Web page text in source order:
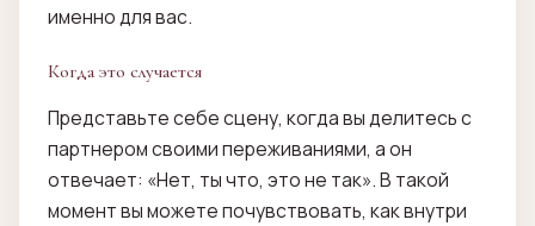
именно для вас.
Когда это случается
Представьте себе сцену, когда вы делитесь с
партнером своими переживаниями, а он
отвечает: «Нет, ты что, это не так». В такой
момент вы можете почувствовать, как внутри